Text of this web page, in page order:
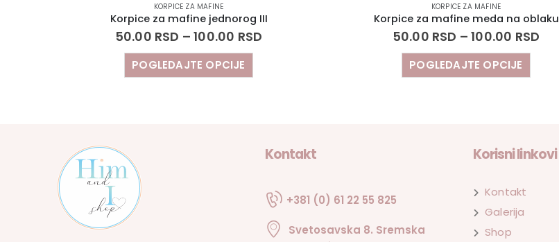
KORPICE ZA MAFINE
Korpice za mafine jednorog III
50.00 RSD – 100.00 RSD
POGLEDAJTE OPCIJE
KORPICE ZA MAFINE
Korpice za mafine meda na oblaku
50.00 RSD – 100.00 RSD
POGLEDAJTE OPCIJE
Kontakt
+381 (0) 61 22 55 825
Svetosavska 8. Sremska
Korisni linkovi
Kontakt
Galerija
Shop